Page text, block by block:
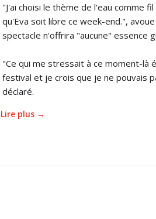
"J'ai choisi le thème de l'eau comme
qu'Eva soit libre ce week-end.",
spectacle n'offrira "aucune" essence
"Ce qui me stressait à ce moment-là
festival et je crois que je ne pouvais
déclaré.
Lire plus →